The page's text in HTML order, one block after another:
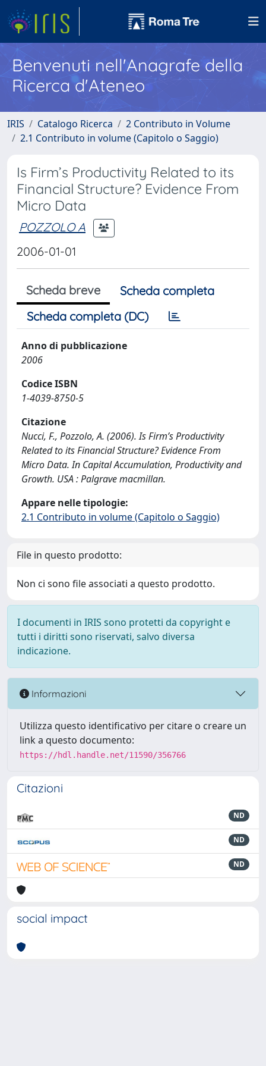
Benvenuti nell'Anagrafe della
Ricerca d'Ateneo
IRIS Catalogo Ricerca
2 Contributo in Volume
2.1 Contributo in volume (Capitolo o Saggio)
Is Firm’s Productivity Related to its
Financial Structure? Evidence From
Micro Data
POZZOLO A
2006-01-01
Scheda breve
Scheda completa
Scheda completa (DC)
Anno di pubblicazione
2006
Codice ISBN
1-4039-8750-5
Citazione
Nucci, F., Pozzolo, A. (2006). Is Firm’s Productivity
Related to its Financial Structure? Evidence From
Micro Data. In Capital Accumulation, Productivity and
Growth. USA : Palgrave macmillan.
Appare nelle tipologie:
2.1 Contributo in volume (Capitolo o Saggio)
File in questo prodotto:
Non ci sono file associati a questo prodotto.
I documenti in IRIS sono protetti da copyright e
tutti i diritti sono riservati, salvo diversa
indicazione.
Informazioni
Utilizza questo identificativo per citare o creare un
link a questo documento:
https://hdl.handle.net/11590/356766
Citazioni
ND
ND
ND
social impact